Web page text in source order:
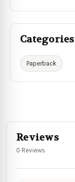
Categories
Paperback
Reviews
0 Reviews